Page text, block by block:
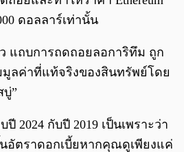
ดอลลาร์เท่านั้น
แถบการถดถอยลอการิทึม ถูก
ลค่าที่แท้จริงของสินทรัพย์โดย
”
2024 กับปี 2019 เป็นเพราะว่า
ตราดอกเบี้ยหากคุณดูเพียงแค่